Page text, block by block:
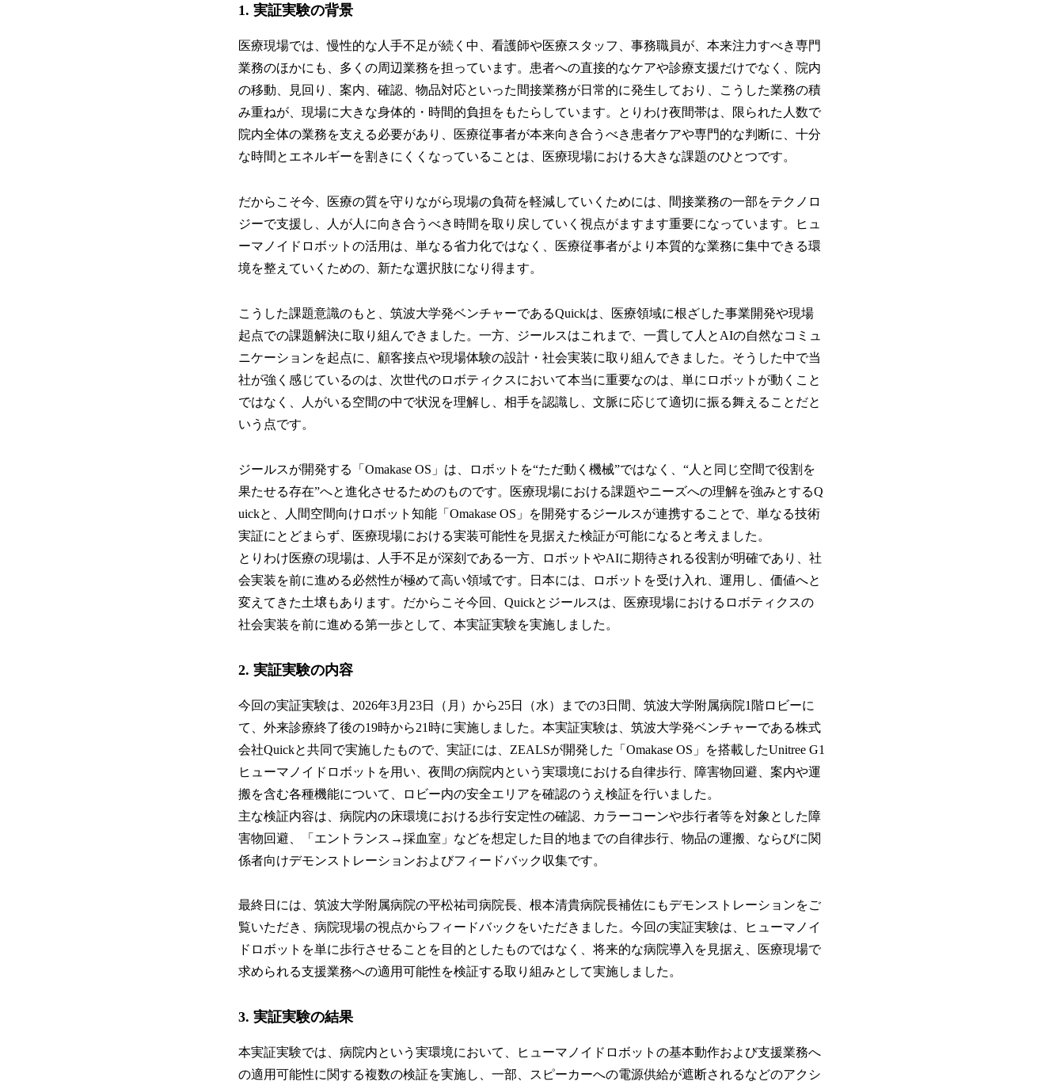
1. 実証実験の背景
医療現場では、慢性的な人手不足が続く中、看護師や医療スタッフ、事務職員が、本来注力すべき専門
業務のほかにも、多くの周辺業務を担っています。患者への直接的なケアや診療支援だけでなく、院内
の移動、見回り、案内、確認、物品対応といった間接業務が日常的に発生しており、こうした業務の積
み重ねが、現場に大きな身体的・時間的負担をもたらしています。とりわけ夜間帯は、限られた人数で
院内全体の業務を支える必要があり、医療従事者が本来向き合うべき患者ケアや専門的な判断に、十分
な時間とエネルギーを割きにくくなっていることは、医療現場における大きな課題のひとつです。
だからこそ今、医療の質を守りながら現場の負荷を軽減していくためには、間接業務の一部をテクノロ
ジーで支援し、人が人に向き合うべき時間を取り戻していく視点がますます重要になっています。ヒュ
ーマノイドロボットの活用は、単なる省力化ではなく、医療従事者がより本質的な業務に集中できる環
境を整えていくための、新たな選択肢になり得ます。
こうした課題意識のもと、筑波大学発ベンチャーであるQuickは、医療領域に根ざした事業開発や現場
起点での課題解決に取り組んできました。一方、ジールスはこれまで、一貫して人とAIの自然なコミュ
ニケーションを起点に、顧客接点や現場体験の設計・社会実装に取り組んできました。そうした中で当
社が強く感じているのは、次世代のロボティクスにおいて本当に重要なのは、単にロボットが動くこと
ではなく、人がいる空間の中で状況を理解し、相手を認識し、文脈に応じて適切に振る舞えることだと
いう点です。
ジールスが開発する「Omakase OS」は、ロボットを“ただ動く機械”ではなく、“人と同じ空間で役割を
果たせる存在”へと進化させるためのものです。医療現場における課題やニーズへの理解を強みとするQ
uickと、人間空間向けロボット知能「Omakase OS」を開発するジールスが連携することで、単なる技術
実証にとどまらず、医療現場における実装可能性を見据えた検証が可能になると考えました。
とりわけ医療の現場は、人手不足が深刻である一方、ロボットやAIに期待される役割が明確であり、社
会実装を前に進める必然性が極めて高い領域です。日本には、ロボットを受け入れ、運用し、価値へと
変えてきた土壌もあります。だからこそ今回、Quickとジールスは、医療現場におけるロボティクスの
社会実装を前に進める第一歩として、本実証実験を実施しました。
2. 実証実験の内容
今回の実証実験は、2026年3月23日（月）から25日（水）までの3日間、筑波大学附属病院1階ロビーに
て、外来診療終了後の19時から21時に実施しました。本実証実験は、筑波大学発ベンチャーである株式
会社Quickと共同で実施したもので、実証には、ZEALSが開発した「Omakase OS」を搭載したUnitree G1
ヒューマノイドロボットを用い、夜間の病院内という実環境における自律歩行、障害物回避、案内や運
搬を含む各種機能について、ロビー内の安全エリアを確認のうえ検証を行いました。
主な検証内容は、病院内の床環境における歩行安定性の確認、カラーコーンや歩行者等を対象とした障
害物回避、「エントランス→採血室」などを想定した目的地までの自律歩行、物品の運搬、ならびに関
係者向けデモンストレーションおよびフィードバック収集です。
最終日には、筑波大学附属病院の平松祐司病院長、根本清貴病院長補佐にもデモンストレーションをご
覧いただき、病院現場の視点からフィードバックをいただきました。今回の実証実験は、ヒューマノイ
ドロボットを単に歩行させることを目的としたものではなく、将来的な病院導入を見据え、医療現場で
求められる支援業務への適用可能性を検証する取り組みとして実施しました。
3. 実証実験の結果
本実証実験では、病院内という実環境において、ヒューマノイドロボットの基本動作および支援業務へ
の適用可能性に関する複数の検証を実施し、一部、スピーカーへの電源供給が遮断されるなどのアクシ